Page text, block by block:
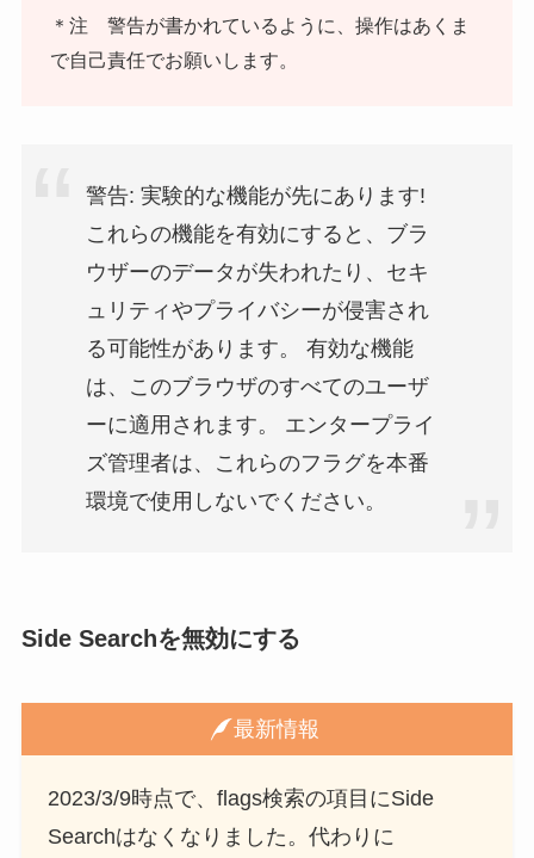
＊注 警告が書かれているように、操作はあくま
で自己責任でお願いします。
警告: 実験的な機能が先にあります!
これらの機能を有効にすると、ブラ
ウザーのデータが失われたり、セキ
ュリティやプライバシーが侵害され
る可能性があります。 有効な機能
は、このブラウザのすべてのユーザ
ーに適用されます。 エンタープライ
ズ管理者は、これらのフラグを本番
環境で使用しないでください。
Side Searchを無効にする
最新情報
2023/3/9時点で、flags検索の項目にSide
Searchはなくなりました。代わりに